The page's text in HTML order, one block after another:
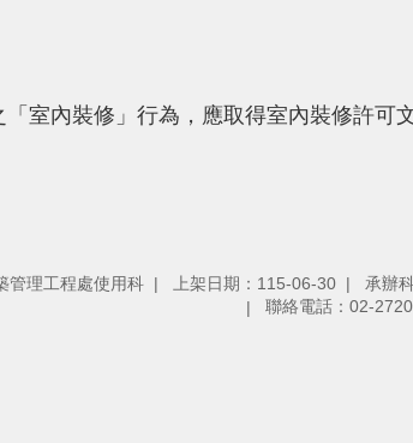
室內裝修」行為，應取得室內裝修許可
管理工程處使用科 上架日期：115-06-30
承辦
聯絡電話：02-